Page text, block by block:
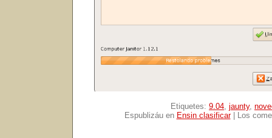
Etiquetes: 9.04, jaunty,
Espublizáu en Ensin clasificar| Los